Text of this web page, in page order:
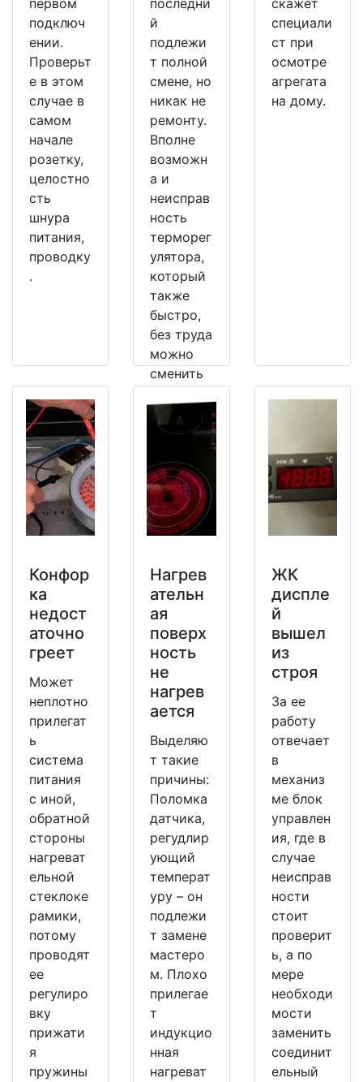
первом
подключ
ении.
Проверьт
е в этом
случае в
самом
начале
розетку,
целостно
сть
шнура
питания,
проводку
.
последни
й
подлежи
т полной
смене, но
никак не
ремонту.
Вполне
возможн
а и
неисправ
ность
терморег
улятора,
который
также
быстро,
без труда
можно
сменить
рабочий.
скажет
специали
ст при
осмотре
агрегата
на дому.
Конфор
ка
недост
аточно
греет
Может
неплотно
прилегат
ь
система
питания
с иной,
обратной
стороны
нагреват
ельной
стеклоке
рамики,
потому
проводят
ее
регулиро
вку
прижати
я
пружины
Нагрев
ательн
ая
поверх
ность
не
нагрев
ается
Выделяю
т такие
причины:
Поломка
датчика,
регудлир
ующий
температ
уру – он
подлежи
т замене
мастеро
м. Плохо
прилегае
т
индукцио
нная
нагреват
ЖК
диспле
й
вышел
из
строя
За ее
работу
отвечает
в
механиз
ме блок
управлен
ия, где в
случае
неисправ
ности
стоит
проверит
ь, а по
мере
необходи
мости
заменить
соединит
ельный